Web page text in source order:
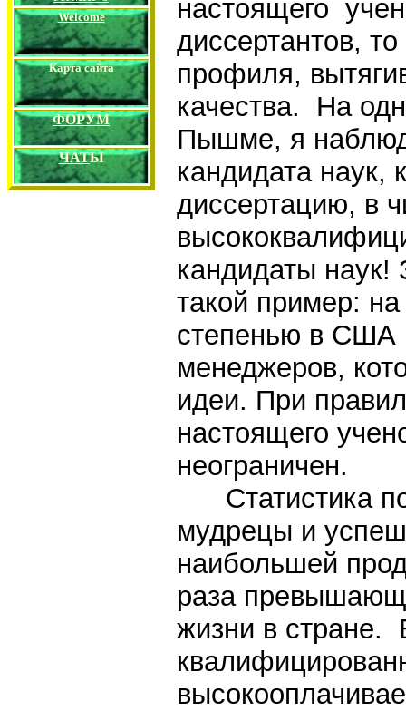
Welcome
Карта сайта
ФОРУМ
ЧАТЫ
настоящего
диссертантов,
профиля,
качества. На
Пышме, я
кандидата наук,
диссертацию, в
кандидаты наук!
такой пример: на
степенью в США
менеджеров,
идеи. При
настоящего
неограничен.
Статистика
мудрецы и
наибольшей
раза
жизни в стране.